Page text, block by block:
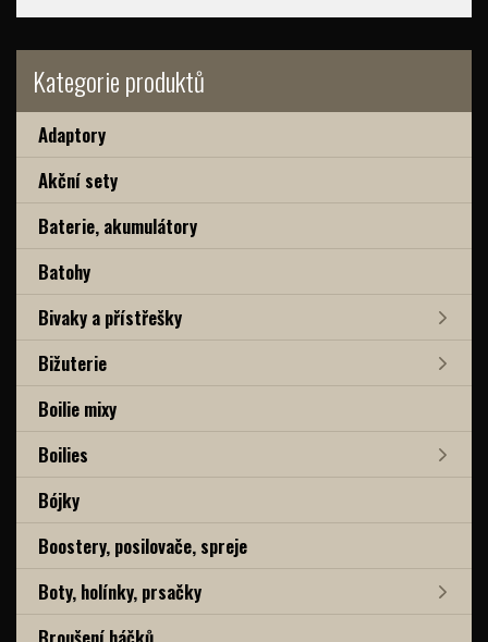
Kategorie produktů
Adaptory
Akční sety
Baterie, akumulátory
Batohy
Bivaky a přístřešky
Bižuterie
Boilie mixy
Boilies
Bójky
Boostery, posilovače, spreje
Boty, holínky, prsačky